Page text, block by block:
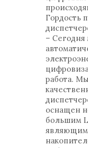
Гордость
–
работа.
оснащен
большим